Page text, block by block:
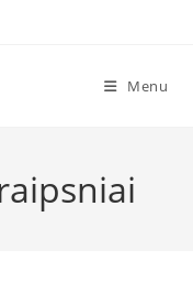
Menu